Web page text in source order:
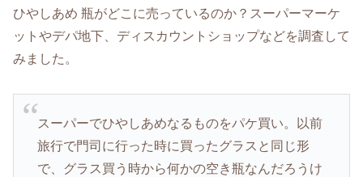
ひやしあめ 瓶がどこに売っているのか？スーパーマーケ
ットやデパ地下、ディスカウントショップなどを調査して
みました。
スーパーでひやしあめなるものをパケ買い。以前
旅行で門司に行った時に買ったグラスと同じ形
で、グラス買う時から何かの空き瓶なんだろうけ